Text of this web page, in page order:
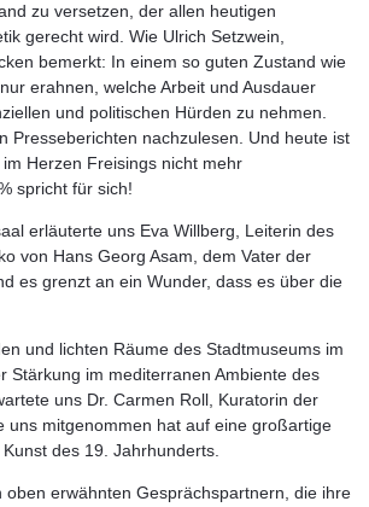
zu versetzen, der allen heutigen
gerecht wird. Wie Ulrich Setzwein,
bemerkt: In einem so guten Zustand wie
erahnen, welche Arbeit und Ausdauer
und politischen Hürden zu nehmen.
Presseberichten nachzulesen. Und heute ist
Herzen Freisings nicht mehr
spricht für sich!
erläuterte uns Eva Willberg, Leiterin des
von Hans Georg Asam, dem Vater der
es grenzt an ein Wunder, dass es über die
und lichten Räume des Stadtmuseums im
Stärkung im mediterranen Ambiente des
uns Dr. Carmen Roll, Kuratorin der
uns mitgenommen hat auf eine großartige
des 19. Jahrhunderts.
erwähnten Gesprächspartnern, die ihre